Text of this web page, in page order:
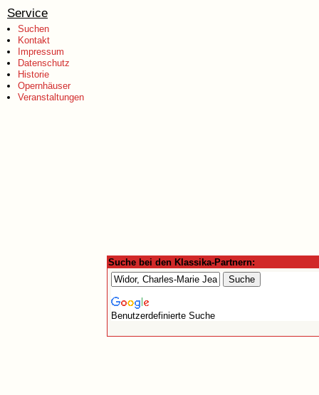
Service
Suchen
Kontakt
Impressum
Datenschutz
Historie
Opernhäuser
Veranstaltungen
Suche bei den Klassika-Partnern:
Benutzerdefinierte Suche